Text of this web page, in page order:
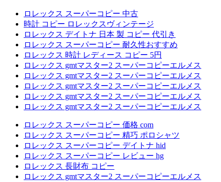
ロレックス スーパーコピー 中古
時計 コピー ロレックスヴィンテージ
ロレックス デイトナ 日本 製 コピー 代引き
ロレックス スーパーコピー 耐久性おすすめ
ロレックス 時計 レディース コピー 5円
ロレックス gmtマスター2 スーパーコピーエルメス
ロレックス gmtマスター2 スーパーコピーエルメス
ロレックス gmtマスター2 スーパーコピーエルメス
ロレックス gmtマスター2 スーパーコピーエルメス
ロレックス gmtマスター2 スーパーコピーエルメス
ロレックス スーパーコピー 価格 com
ロレックス スーパーコピー 精巧 ポロシャツ
ロレックス スーパーコピー デイトナ hid
ロレックス スーパーコピー レビュー hg
ロレックス 長財布 コピー
ロレックス gmtマスター2 スーパーコピーエルメス